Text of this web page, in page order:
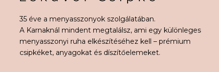
35 éve a menyasszonyok szolgálatában.
A Karnaknál mindent megtalálsz, ami egy különleges
menyasszonyi ruha elkészítéséhez kell – prémium
csipkéket, anyagokat és díszítőelemeket.